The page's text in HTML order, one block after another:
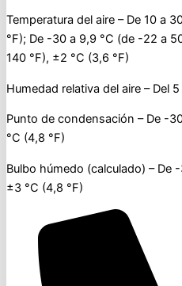
Temperatura del aire – De 10 a
°F); De -30 a 9,9 °C (de -22 a
140 °F), ±2 °C (3,6 °F)
Humedad relativa del aire – Del
Punto de condensación – De -
°C (4,8 °F)
Bulbo húmedo (calculado) – De
±3 °C (4,8 °F)